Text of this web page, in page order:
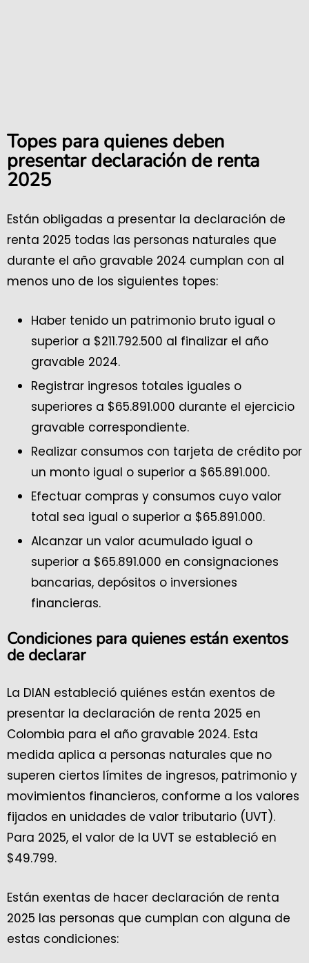
Topes para quienes deben
presentar declaración de renta
2025
Están obligadas a presentar la declaración de
renta 2025 todas las personas naturales que
durante el año gravable 2024 cumplan con al
menos uno de los siguientes topes:
Haber tenido un patrimonio bruto igual o
superior a $211.792.500 al finalizar el año
gravable 2024.
Registrar ingresos totales iguales o
superiores a $65.891.000 durante el ejercicio
gravable correspondiente.
Realizar consumos con tarjeta de crédito por
un monto igual o superior a $65.891.000.
Efectuar compras y consumos cuyo valor
total sea igual o superior a $65.891.000.
Alcanzar un valor acumulado igual o
superior a $65.891.000 en consignaciones
bancarias, depósitos o inversiones
financieras.
Condiciones para quienes están exentos
de declarar
La DIAN estableció quiénes están exentos de
presentar la declaración de renta 2025 en
Colombia para el año gravable 2024. Esta
medida aplica a personas naturales que no
superen ciertos límites de ingresos, patrimonio y
movimientos financieros, conforme a los valores
fijados en unidades de valor tributario (UVT).
Para 2025, el valor de la UVT se estableció en
$49.799.
Están exentas de hacer declaración de renta
2025 las personas que cumplan con alguna de
estas condiciones: